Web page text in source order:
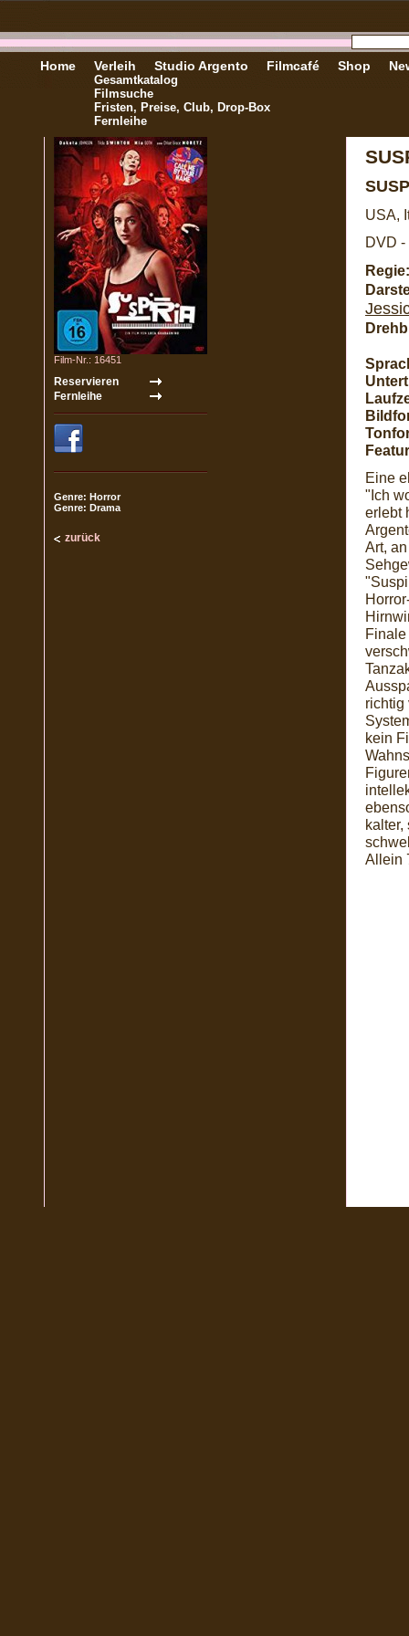
Home Verleih
Gesamtkatalog
Filmsuche
Fristen, Preise, Club, Drop-Box
Fernleihe
Studio Argento Filmcafé Shop
Film-Nr.: 16451
Genre: Horror
Genre: Drama
zurück
USA,
DVD -
Regie:
Eine
"Ich
erlebt
Art,
richtig
kein
kalter,
Allein